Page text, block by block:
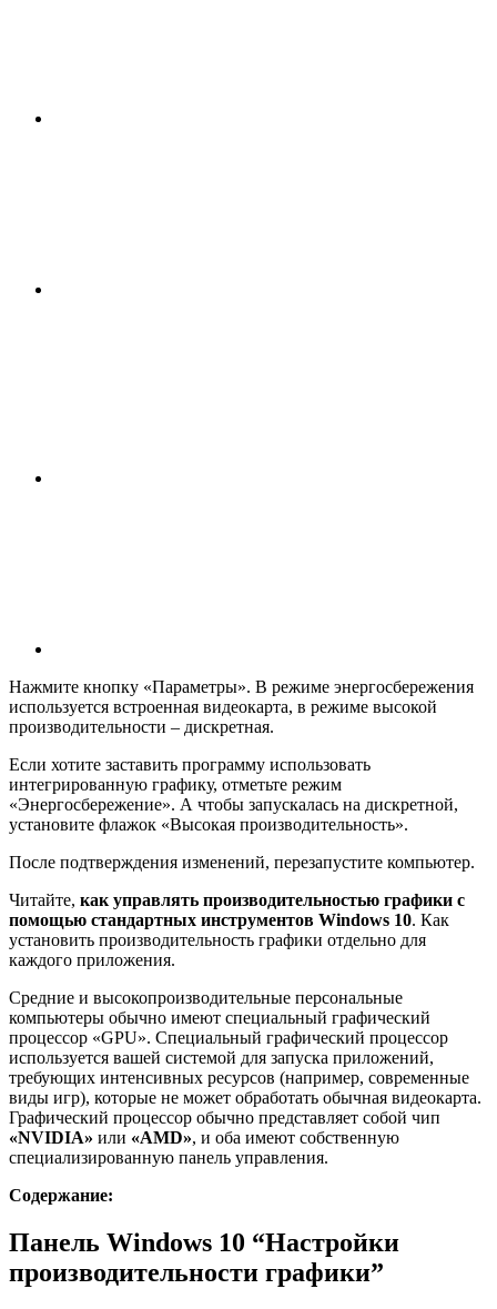
Нажмите кнопку «Параметры». В режиме энергосбережения
используется встроенная видеокарта, в режиме высокой
производительности – дискретная.
Если хотите заставить программу использовать
интегрированную графику, отметьте режим
«Энергосбережение». А чтобы запускалась на дискретной,
установите флажок «Высокая производительность».
После подтверждения изменений, перезапустите компьютер.
Читайте, как управлять производительностью графики с
помощью стандартных инструментов Windows 10. Как
установить производительность графики отдельно для
каждого приложения.
Средние и высокопроизводительные персональные
компьютеры обычно имеют специальный графический
процессор «GPU». Специальный графический процессор
используется вашей системой для запуска приложений,
требующих интенсивных ресурсов (например, современные
виды игр), которые не может обработать обычная видеокарта.
Графический процессор обычно представляет собой чип
«NVIDIA» или «AMD», и оба имеют собственную
специализированную панель управления.
Содержание:
Панель Windows 10 “Настройки
производительности графики”